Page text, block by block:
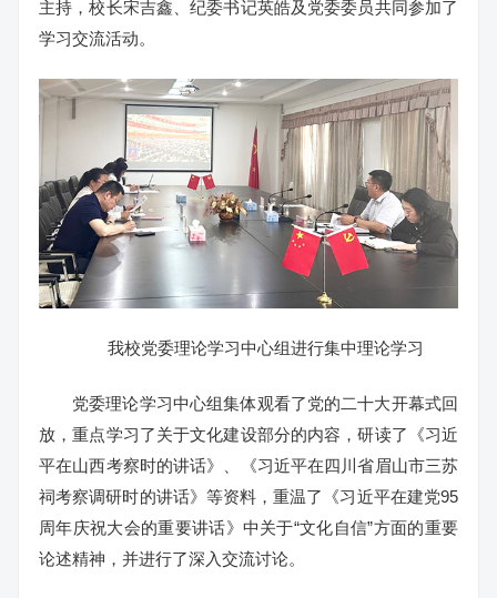
主持，校长宋吉鑫、纪委书记英皓及党委委员共同参加了
学习交流活动。
我校党委理论学习中心组进行集中理论学习
党委理论学习中心组集体观看了党的二十大开幕式回
放，重点学习了关于文化建设部分的内容，研读了《习近
平在山西考察时的讲话》、《习近平在四川省眉山市三苏
祠考察调研时的讲话》等资料，重温了《习近平在建党95
周年庆祝大会的重要讲话》中关于“文化自信”方面的重要
论述精神，并进行了深入交流讨论。